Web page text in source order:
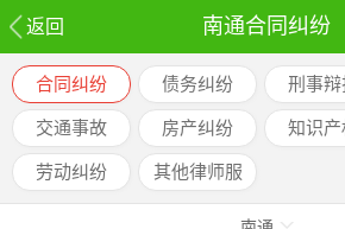
返回 南通合同纠纷
合同纠纷 债务纠纷 刑事辩
交通事故 房产纠纷 知识产
劳动纠纷
其他律师服
务